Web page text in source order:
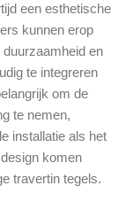
een esthetische
kunnen erop
en
te integreren
om de
te nemen,
installatie als het
komen
travertin tegels.